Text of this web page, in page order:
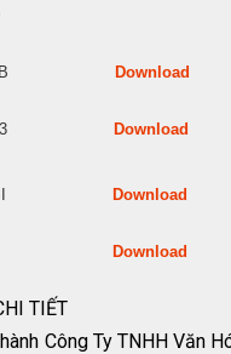
EPUB Download
AWZ3 Download
MOBI Download
PDF Download
TIẾT
Công Ty TNHH Văn